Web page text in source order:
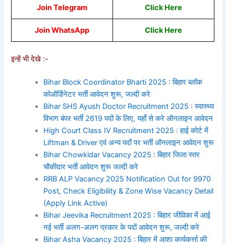
Join Telegram Click Here
Join WhatsApp ClickHere
इन्हें भी देखे :-
Bihar Block Coordinator Bharti 2025 : बिहार ब्लॉक
कोऑर्डिनेटर भर्ती आवेदन शुरू, जल्दी करे
Bihar SHS Ayush Doctor Recruitment 2025 : स्वास्थ्य
विभाग बंपर भर्ती 2619 पदों के लिए, यहाँ से करे ऑनलाइन आवेदन
High Court Class IV Recruitment 2025 : हाई कोर्ट में
Liftman & Driver एवं अन्य पदों पर भर्ती ऑनलाइन आवेदन शुरू
Bihar Chowkidar Vacancy 2025 : बिहार जिला स्तर
चौकीदार भर्ती आवेदन शुरू जल्दी करे
RRB ALP Vacancy 2025 Notification Out for 9970
Post, Check Eligibility & Zone Wise Vacancy Detail
(Apply Link Active)
Bihar Jeevika Recruitment 2025 : बिहार जीविका में आई
नई भर्ती अलग-अलग प्रकार के पदों आवेदन शुरू, जल्दी करे
Bihar Asha Vacancy 2025 : बिहार में आशा कार्यकर्त्ता की